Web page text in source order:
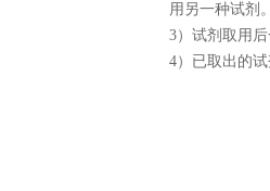
用另一种试剂
3）试剂取用
4）已取出的